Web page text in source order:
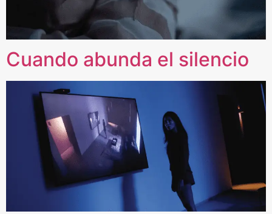
Cuando abunda el silencio